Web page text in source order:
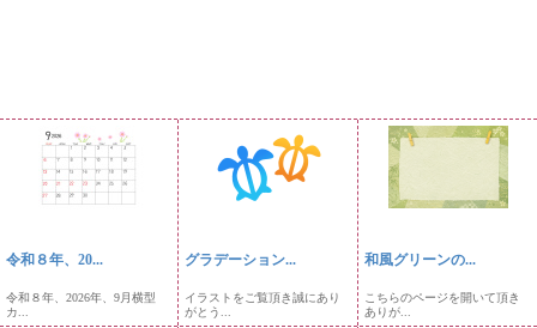
令和８年、20...
令和８年、2026年、9月横型
カ...
グラデーション...
イラストをご覧頂き誠にあり
がとう...
和風グリーンの...
こちらのページを開いて頂き
ありが...